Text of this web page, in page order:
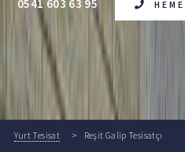
0541 603 63 95
Yurt Tesisat Reşit Galip Tesisatçı